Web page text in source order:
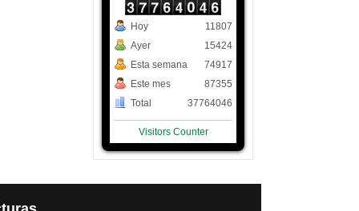
Hoy
Ayer
Esta semana
Este mes
Total
11807
15424
74917
87355
37764046
Visitors Counter